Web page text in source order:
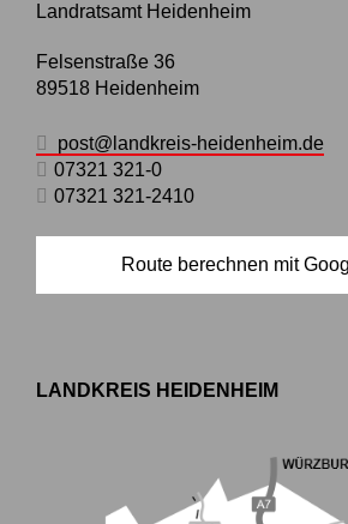
Landratsamt Heidenheim
Felsenstraße 36
89518 Heidenheim
post@landkreis-heidenheim.de
07321 321-0
07321 321-2410
Route berechnen mit
LANDKREIS HEIDENHEIM